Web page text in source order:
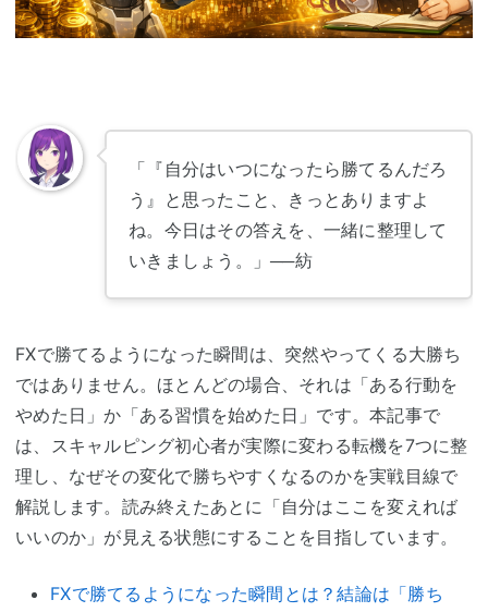
「『自分はいつになったら勝てるんだろ
う』と思ったこと、きっとありますよ
ね。今日はその答えを、一緒に整理して
いきましょう。」 ──紡
FXで勝てるようになった瞬間は、突然やってくる大勝ち
ではありません。ほとんどの場合、それは「ある行動を
やめた日」か「ある習慣を始めた日」です。本記事で
は、スキャルピング初心者が実際に変わる転機を7つに整
理し、なぜその変化で勝ちやすくなるのかを実戦目線で
解説します。読み終えたあとに「自分はここを変えれば
いいのか」が見える状態にすることを目指しています。
FXで勝てるようになった瞬間とは？結論は「勝ち